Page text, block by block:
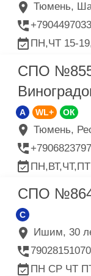
Тюмень,
ПН,ЧТ 15-
СПО
A WL+ ОК
Тюмень,
СПО
C
Ишим, 30
79028151070
ПН СР ЧТ